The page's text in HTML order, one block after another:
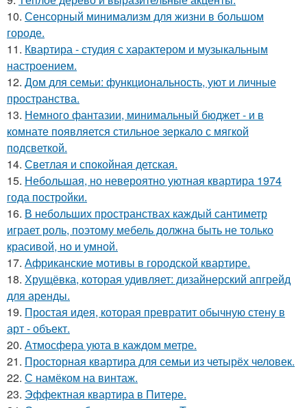
10. Сенсорный минимализм для жизни в большом
городе.
11. Квартира - студия с характером и музыкальным
настроением.
12. Дом для семьи: функциональность, уют и личные
пространства.
13. Немного фантазии, минимальный бюджет - и в
комнате появляется стильное зеркало с мягкой
подсветкой.
14. Светлая и спокойная детская.
15. Небольшая, но невероятно уютная квартира 1974
года постройки.
16. В небольших пространствах каждый сантиметр
играет роль, поэтому мебель должна быть не только
красивой, но и умной.
17. Африканские мотивы в городской квартире.
18. Хрущёвка, которая удивляет: дизайнерский апгрейд
для аренды.
19. Простая идея, которая превратит обычную стену в
арт - объект.
20. Атмосфера уюта в каждом метре.
21. Просторная квартира для семьи из четырёх человек.
22. С намёком на винтаж.
23. Эффектная квартира в Питере.